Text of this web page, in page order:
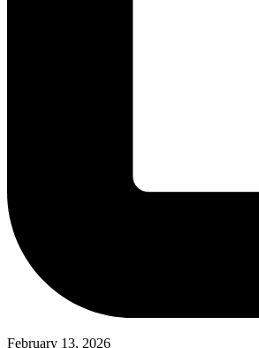
February 13, 2026